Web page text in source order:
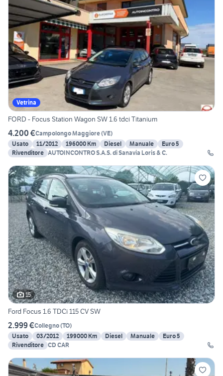
Vetrina
FORD - Focus Station Wagon SW 1.6 tdci Titanium
4.200 €Campolongo Maggiore(VE)
Usato
11/2012 196000 Km Diesel Manuale
Euro 5
Rivenditore AUTOINCONTRO S.A.S. di Sanavia Loris & C.
15
Ford Focus 1.6 TDCi 115 CV SW
2.999 €Collegno(TO)
Usato
03/2012 199000 Km Diesel Manuale
Euro 5
Rivenditore CD CAR